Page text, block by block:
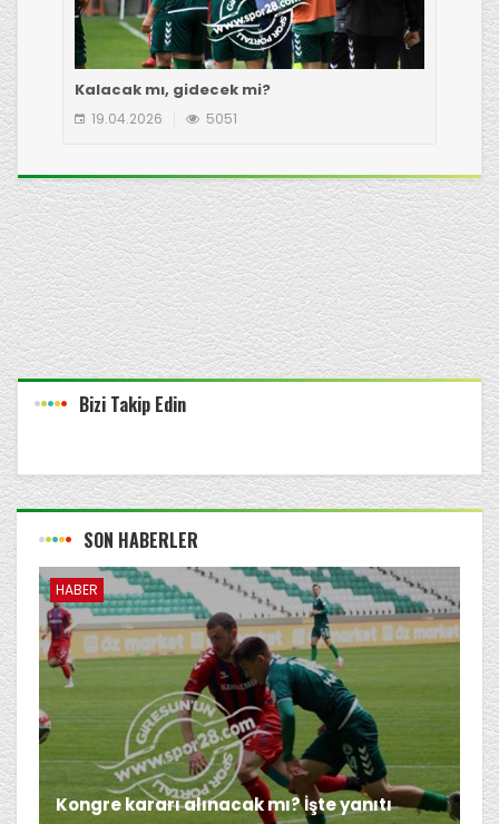
Kalacak mı, gidecek mi?
19.04.2026 5051
Bizi Takip Edin
SON HABERLER
HABER
Kongre kararı alınacak mı? İşte yanıtı